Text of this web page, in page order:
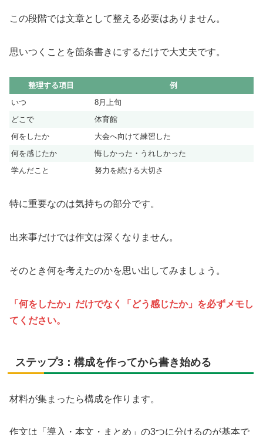
この段階では文章として整える必要はありません。
思いつくことを箇条書きにするだけで大丈夫です。
整理する項目
例
いつ
8月上旬
どこで
体育館
何をしたか
大会へ向けて練習した
何を感じたか
悔しかった・うれしかった
学んだこと
努力を続ける大切さ
特に重要なのは気持ちの部分です。
出来事だけでは作文は深くなりません。
そのとき何を考えたのかを思い出してみましょう。
「何をしたか」だけでなく「どう感じたか」を必ずメモし
てください。
ステップ3：構成を作ってから書き始める
材料が集まったら構成を作ります。
作文は「導入・本文・まとめ」の3つに分けるのが基本で